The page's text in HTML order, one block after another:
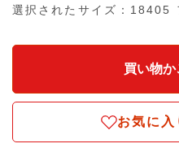
選択されたサイズ：18405
お気に入